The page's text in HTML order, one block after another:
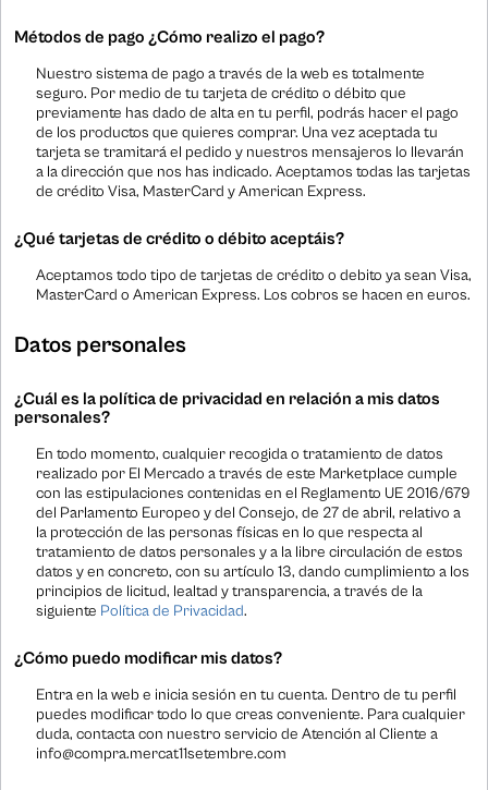
Métodos de pago ¿Cómo realizo el pago?
Nuestro sistema de pago a través de la web es totalmente
seguro. Por medio de tu tarjeta de crédito o débito que
previamente has dado de alta en tu perfil, podrás hacer el pago
de los productos que quieres comprar. Una vez aceptada tu
tarjeta se tramitará el pedido y nuestros mensajeros lo llevarán
a la dirección que nos has indicado. Aceptamos todas las tarjetas
de crédito Visa, MasterCard y American Express.
¿Qué tarjetas de crédito o débito aceptáis?
Aceptamos todo tipo de tarjetas de crédito o debito ya sean Visa,
MasterCard o American Express. Los cobros se hacen en euros.
Datos personales
¿Cuál es la política de privacidad en relación a mis datos
personales?
En todo momento, cualquier recogida o tratamiento de datos
realizado por El Mercado a través de este Marketplace cumple
con las estipulaciones contenidas en el Reglamento UE 2016/679
del Parlamento Europeo y del Consejo, de 27 de abril, relativo a
la protección de las personas físicas en lo que respecta al
tratamiento de datos personales y a la libre circulación de estos
datos y en concreto, con su artículo 13, dando cumplimiento a los
principios de licitud, lealtad y transparencia, a través de la
siguiente Política de Privacidad.
¿Cómo puedo modificar mis datos?
Entra en la web e inicia sesión en tu cuenta. Dentro de tu perfil
puedes modificar todo lo que creas conveniente. Para cualquier
duda, contacta con nuestro servicio de Atención al Cliente a
info@compra.mercat11setembre.com